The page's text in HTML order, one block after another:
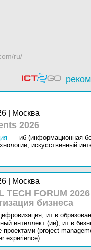
ru/
| Москва
2026
иб (информационная
искусственный
| Москва
TECH FORUM
бизнеса
ит в
интеллект (ии), ит в
проектами (project
experience)